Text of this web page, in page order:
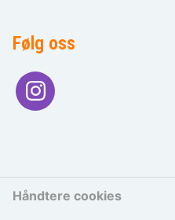
Følg oss
Håndtere cookies